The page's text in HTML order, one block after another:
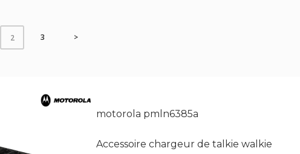
2 3 >
motorola pmln6385a
Accessoire chargeur de talkie walkie